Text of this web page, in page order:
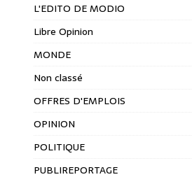
L'EDITO DE MODIO
Libre Opinion
MONDE
Non classé
OFFRES D'EMPLOIS
OPINION
POLITIQUE
PUBLIREPORTAGE